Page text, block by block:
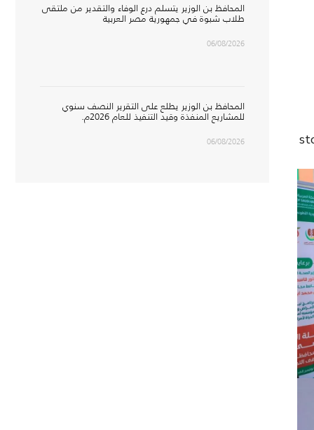
المحافظ بن الوزير يتسلم درع الوفاء والتقدير من ملتقى
طلاب شبوة في جمهورية مصر العربية
06/08/2026
المحافظ بن الوزير يطلع على التقرير النصف سنوي
للمشاريع المنفذة وقيد التنفيذ للعام 2026م.
06/08/2026